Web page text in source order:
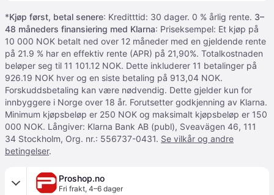
*Kjøp først, betal senere: Kreditttid: 30 dager. 0 % årlig rente. 3–
48 måneders finansiering med Klarna: Priseksempel: Et kjøp på
10 000 NOK betalt ned over 12 måneder med en gjeldende rente
på 21.9 % har en effektiv rente (APR) på 21,90%. Totalkostnaden
beløper seg til 11 101.12 NOK. Dette inkluderer 11 betalinger på
926.19 NOK hver og en siste betaling på 913,04 NOK.
Forskuddsbetaling kan være nødvendig. Dette gjelder kun for
innbyggere i Norge over 18 år. Forutsetter godkjenning av Klarna.
Minimum kjøpsbeløp er 250 NOK og maksimalt kjøpsbeløp er 150
000 NOK. Långiver: Klarna Bank AB (publ), Sveavägen 46, 111
34 Stockholm, Org. nr.: 556737-0431. Se vilkår og andre
betingelser.
Proshop.no
Fri frakt, 4–6 dager